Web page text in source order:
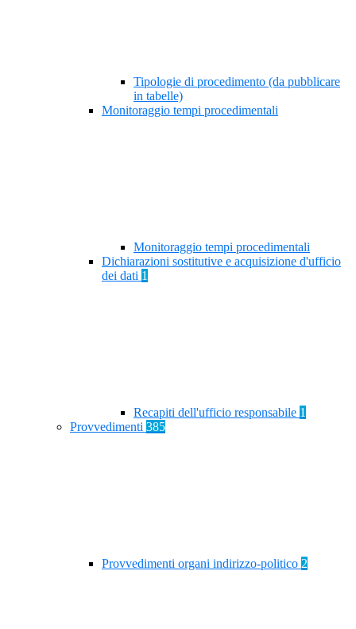
Tipologie di procedimento (da pubblicare
in tabelle)
Monitoraggio tempi procedimentali
Monitoraggio tempi procedimentali
Dichiarazioni sostitutive e acquisizione d'ufficio
dei dati 1
Recapiti dell'ufficio responsabile 1
Provvedimenti 385
Provvedimenti organi indirizzo-politico 2